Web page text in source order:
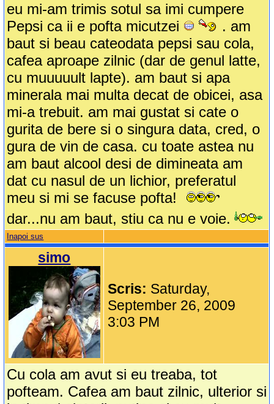
eu mi-am trimis sotul sa imi cumpere
Pepsi ca ii e pofta micutzei
. am
baut si beau cateodata pepsi sau cola,
cafea aproape zilnic (dar de genul latte,
cu muuuuult lapte). am baut si apa
minerala mai multa decat de obicei, asa
mi-a trebuit. am mai gustat si cate o
gurita de bere si o singura data, cred, o
gura de vin de casa. cu toate astea nu
am baut alcool desi de dimineata am
dat cu nasul de un lichior, preferatul
meu si mi se facuse pofta!
dar...nu am baut, stiu ca nu e voie.
Inapoi sus
simo
Scris: Saturday,
September 26, 2009
3:03 PM
Cu cola am avut si eu treaba, tot
pofteam. Cafea am baut zilnic, ulterior si